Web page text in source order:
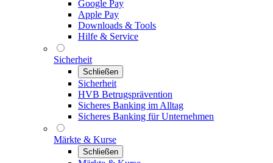
Google Pay
Apple Pay
Downloads & Tools
Hilfe & Service
Sicherheit
Schließen
Sicherheit
HVB Betrugsprävention
Sicheres Banking im Alltag
Sicheres Banking für Unternehmen
Märkte & Kurse
Schließen